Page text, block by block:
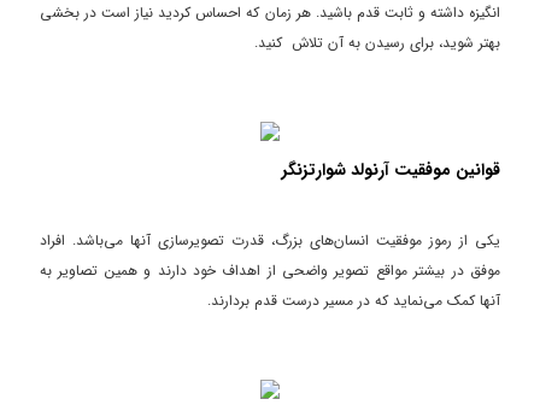
انگیزه داشته و ثابت قدم باشید. هر زمان که احساس کردید نیاز است در بخشی
بهتر شوید، برای رسیدن به آن تلاش کنید.
قوانین موفقیت آرنولد شوارتزنگر
یکی از رموز موفقیت انسان‌های بزرگ، قدرت تصویرسازی آنها می‌باشد. افراد
موفق در بیشتر مواقع تصویر واضحی از اهداف خود دارند و همین تصاویر به
آنها کمک می‌نماید که در مسیر درست قدم بردارند.